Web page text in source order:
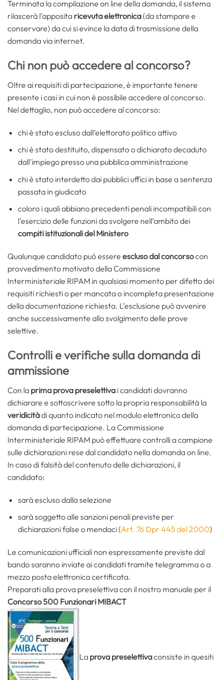
Terminata la compilazione on line della domanda, il sistema
rilascerà l’apposita ricevuta elettronica(da stampare e
conservare) da cui si evince la data di trasmissione della
domanda via internet.
Chi non può accedere al concorso?
Oltre ai requisiti di partecipazione, è importante tenere
presente i casi in cui non è possibile accedere al concorso.
Nel dettaglio, non può accedere al concorso:
chi è stato escluso dall’elettorato politico attivo
chi è stato destituito, dispensato o dichiarato decaduto
dall’impiego presso una pubblica amministrazione
chi è stato interdetto dai pubblici uffici in base a sentenza
passata in giudicato
coloro i quali abbiano precedenti penali incompatibili con
l’esercizio delle funzioni da svolgere nell’ambito dei
compiti istituzionali del Ministero
Qualunque candidato può essere escluso dal concorsocon
provvedimento motivato della Commissione
Interministeriale RIPAM in qualsiasi momento per difetto dei
requisiti richiesti o per mancata o incompleta presentazione
della documentazione richiesta. L’esclusione può avvenire
anche successivamente allo svolgimento delle prove
selettive.
Controlli e verifiche sulla domanda di
ammissione
Con la prima prova preselettiva i candidati dovranno
dichiarare e sottoscrivere sotto la propria responsabilità la
veridicitàdi quanto indicato nel modulo elettronico della
domanda di partecipazione. La Commissione
Interministeriale RIPAM può effettuare controlli a campione
sulle dichiarazioni rese dal candidato nella domanda on line.
In caso di falsità del contenuto delle dichiarazioni, il
candidato:
sarà escluso dalla selezione
sarà soggetto alle sanzioni penali previste per
dichiarazioni false o mendaci (Art. 76 Dpr 445 del 2000)
Le comunicazioni ufficiali non espressamente previste dal
bando saranno inviate ai candidati tramite telegramma o a
mezzo posta elettronica certificata.
Preparati alla prova preselettiva con il nostro manuale per il
Concorso 500 Funzionari MIBACT
La prova preselettivaconsiste in quesiti